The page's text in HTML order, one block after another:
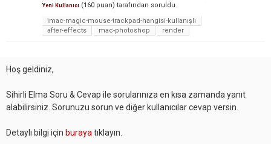
Yeni Kullanıcı (160 puan) tarafından soruldu
imac-magic-mouse-trackpad-hangisi-kullanışlı
after-effects
mac-photoshop render
Hoş geldiniz,
Sihirli Elma Soru & Cevap ile sorularınıza en kısa zamanda yanıt
alabilirsiniz. Sorunuzu sorun ve diğer kullanıcılar cevap versin.
Detaylı bilgi için buraya tıklayın.